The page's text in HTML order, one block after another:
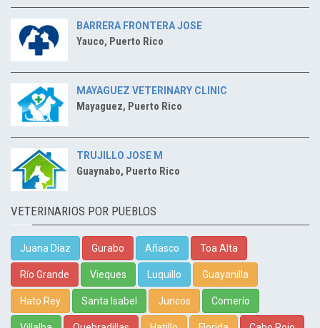
BARRERA FRONTERA JOSE
Yauco, Puerto Rico
MAYAGUEZ VETERINARY CLINIC
Mayaguez, Puerto Rico
TRUJILLO JOSE M
Guaynabo, Puerto Rico
VETERINARIOS POR PUEBLOS
Juana Díaz Gurabo Añasco Toa Alta
Río Grande Vieques Luquillo Guayanilla
Hato Rey Santa Isabel Juncos Comerío